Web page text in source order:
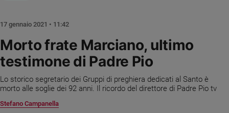
Fede
e
spiritualità
Devozione
fede
Morto frate Marciano, ultimo
testimone di Padre Pio
Lo storico segretario dei Gruppi di preghiera dedicati al Santo è
morto alle soglie dei 92 anni. Il ricordo del direttore di Padre Pio tv
Stefano Campanella
17 gennaio 2021 • 11:42